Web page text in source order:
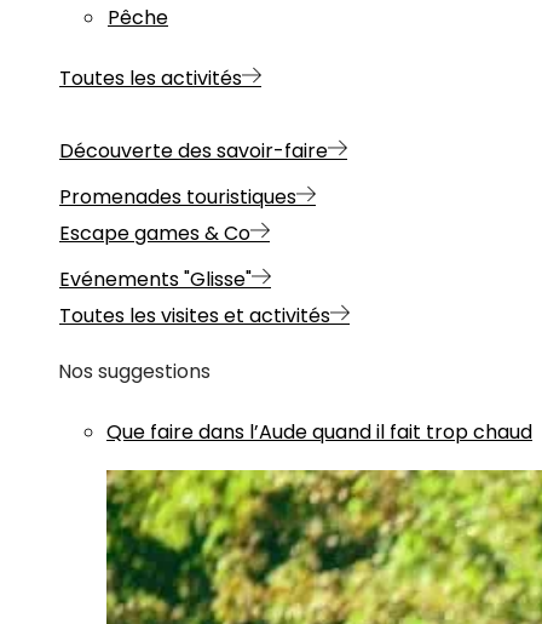
Pêche
Toutes les activités
Découverte des savoir-faire
Promenades touristiques
Escape games & Co
Evénements "Glisse"
Toutes les visites et activités
Nos suggestions
Que faire dans l’Aude quand il fait trop chaud